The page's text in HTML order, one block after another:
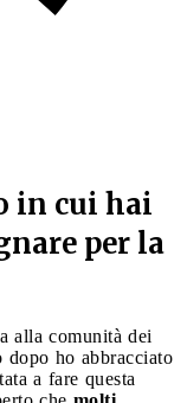
in cui hai
per la
alla comunità dei
ho abbracciato
a fare questa